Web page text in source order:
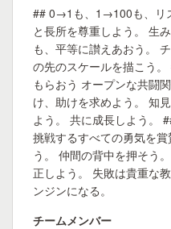
## 0→1も、1→100も、リ
と長所を尊重しよう。 生
も、平等に讃えあおう。
の先のスケールを描こう
もらおう オープンな共闘
け、助けを求めよう。 知
よう。 共に成長しよう。
挑戦するすべての勇気を
う。 仲間の背中を押そう
正しよう。 失敗は貴重な
ンジンになる。
チームメンバー